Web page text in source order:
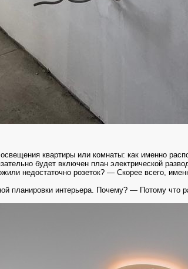
квартиры или комнаты: как именно
будет включен план электрической
недостаточно розеток? — Скорее всего,
планировки интерьера. Почему? — Потому что